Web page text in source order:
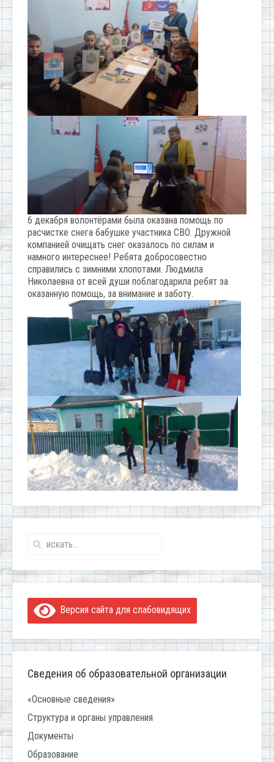
6 декабря волонтёрами была оказана помощь по
расчистке снега бабушке участника СВО. Дружной
компанией очищать снег оказалось по силам и
намного интереснее! Ребята добросовестно
справились с зимними хлопотами. Людмила
Николаевна от всей души поблагодарила ребят за
оказанную помощь, за внимание и заботу.
Версия сайта для слабовидящих
Сведения об образовательной организации
«Основные сведения»
Структура и органы управления
Документы
Образование